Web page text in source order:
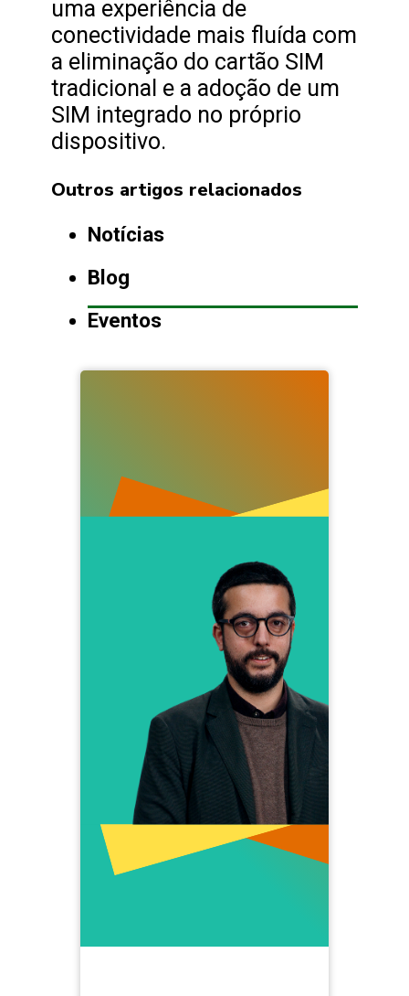
uma experiência de
conectividade mais fluída com
a eliminação do cartão SIM
tradicional e a adoção de um
SIM integrado no próprio
dispositivo.
Outros artigos relacionados
Notícias
Blog
Eventos